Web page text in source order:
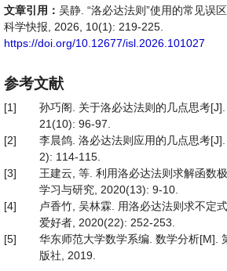
文章引用： 吴静. “洛必达法则”使用的常见误
科学快报, 2026, 10(1): 219-225.
https://doi.org/10.12677/isl.2026.101027
参考文献
[1]
孙巧阁. 关于洛必达法则的几点思考
21(10): 96-97.
[2]
李晨鸽. 洛必达法则应用的几点思考
2): 114-115.
[3]
王建云, 等. 利用洛必达法则求解函数
学习与研究, 2020(13): 9-10.
[4]
卢香竹, 吴林霖. 用洛必达法则求不定
爱好者, 2020(22): 252-253.
[5]
华东师范大学数学系编. 数学分析[M].
版社, 2019.